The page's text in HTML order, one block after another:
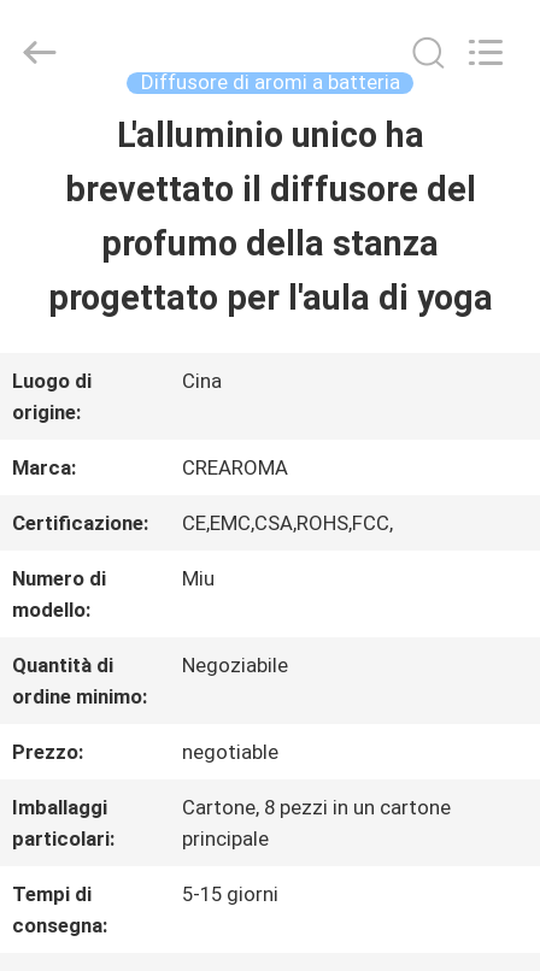
PRODOTTI
VIDEO
MOSTRA
VR
NOI
GIRO
DELLA
FABBRICA
CONTROLLO
DI
Meter
Diffusore di aromi a batteria
L'alluminio unico ha
brevettato il diffusore del
profumo della stanza
progettato per l'aula di yoga
Luogo di
origine:
Cina
Marca: CREAROMA
Certificazione: CE,EMC,CSA,ROHS,FCC,
Numero di
modello:
Miu
Quantità di
ordine minimo:
Negoziabile
Prezzo: negotiable
Imballaggi
particolari:
Cartone, 8 pezzi in un cartone
principale
Tempi di
consegna:
5-15 giorni